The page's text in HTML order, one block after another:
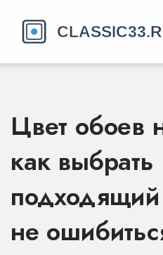
Цвет обоев
как выбрать
подходящий
не